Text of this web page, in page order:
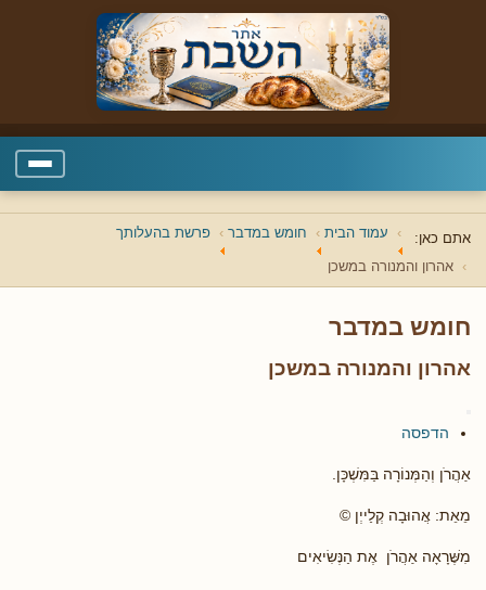
אתם כאן: עמוד הבית חומש במדבר פרשת בהעלותך
אהרון והמנורה במשכן
חומש במדבר
אהרון והמנורה במשכן
הדפסה
אַהֲרֹן וְהַמְּנוֹרָה בַּמִּשְׁכָּן.
מֵאֵת: אֲהוּבָה קְלַייְן ©
מִשֶּׁרָאָה אַהֲרֹן אֶת הַנְּשִׂיאִים